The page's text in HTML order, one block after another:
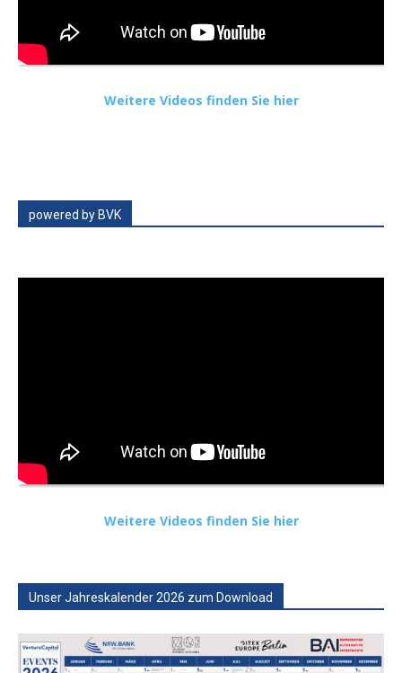
Weitere Videos finden Sie hier
powered by BVK
Weitere Videos finden Sie hier
Unser Jahreskalender 2026 zum Download